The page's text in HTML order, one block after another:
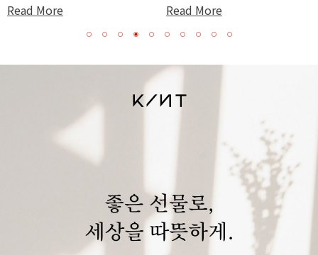
Read More Read More